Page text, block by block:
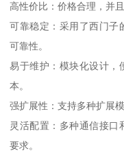
高性价比：价格合理，并
可靠稳定：采用了西门子
可靠性。
易于维护：模块化设计，
本。
强扩展性：支持多种扩展
灵活配置：多种通信接口
要求。